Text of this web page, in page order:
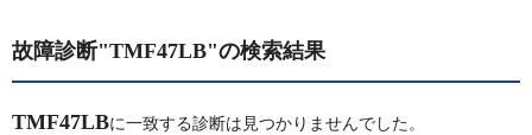
故障診断"TMF47LB"の検索結果
TMF47LBに一致する診断は見つかりませんでした。